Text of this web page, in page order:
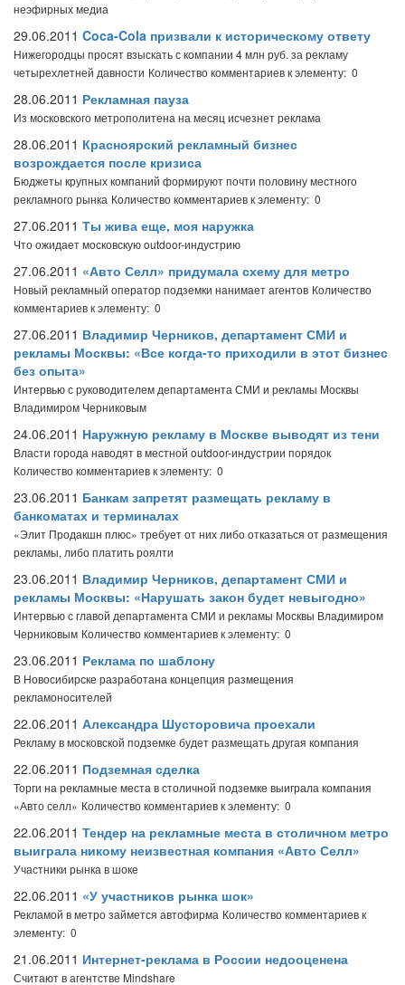
неэфирных медиа
29.06.2011 Coca-Cola призвали к историческому ответу
Нижегородцы просят взыскать с компании 4 млн руб. за рекламу
четырехлетней давности Количество комментариев к элементу: 0
28.06.2011 Рекламная пауза
Из московского метрополитена на месяц исчезнет реклама
28.06.2011 Красноярский рекламный бизнес
возрождается после кризиса
Бюджеты крупных компаний формируют почти половину местного
рекламного рынка Количество комментариев к элементу: 0
27.06.2011 Ты жива еще, моя наружка
Что ожидает московскую outdoor-индустрию
27.06.2011 «Авто Селл» придумала схему для метро
Новый рекламный оператор подземки нанимает агентов Количество
комментариев к элементу: 0
27.06.2011 Владимир Черников, департамент СМИ и
рекламы Москвы: «Все когда-то приходили в этот бизнес
без опыта»
Интервью с руководителем департамента СМИ и рекламы Москвы
Владимиром Черниковым
24.06.2011 Наружную рекламу в Москве выводят из тени
Власти города наводят в местной outdoor-индустрии порядок
Количество комментариев к элементу: 0
23.06.2011 Банкам запретят размещать рекламу в
банкоматах и терминалах
«Элит Продакшн плюс» требует от них либо отказаться от размещения
рекламы, либо платить роялти
23.06.2011 Владимир Черников, департамент СМИ и
рекламы Москвы: «Нарушать закон будет невыгодно»
Интервью с главой департамента СМИ и рекламы Москвы Владимиром
Черниковым Количество комментариев к элементу: 0
23.06.2011 Реклама по шаблону
В Новосибирске разработана концепция размещения
рекламоносителей
22.06.2011 Александра Шусторовича проехали
Рекламу в московской подземке будет размещать другая компания
22.06.2011 Подземная сделка
Торги на рекламные места в столичной подземке выиграла компания
«Авто селл» Количество комментариев к элементу: 0
22.06.2011 Тендер на рекламные места в столичном метро
выиграла никому неизвестная компания «Авто Селл»
Участники рынка в шоке
22.06.2011 «У участников рынка шок»
Рекламой в метро займется автофирма Количество комментариев к
элементу: 0
21.06.2011 Интернет-реклама в России недооценена
Считают в агентстве Mindshare